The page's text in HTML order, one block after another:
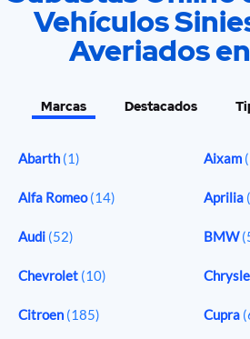
Vehículos
Averiados
Marcas Destacados
Abarth (1) Aixam
Alfa Romeo(14) Aprilia
Audi (52) BMW
Chevrolet (10)
Citroen (185) Cupra